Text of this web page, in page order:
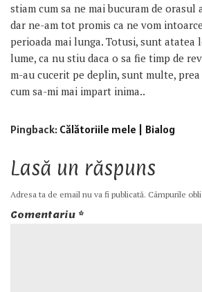
stiam cum sa ne mai bucuram de orasul
dar ne-am tot promis ca ne vom
perioada mai lunga. Totusi, sunt
lume, ca nu stiu daca o sa fie timp de
m-au cucerit pe deplin, sunt multe,
cum sa-mi mai impart inima..
Pingback: Călătoriile mele | Bialog
Lasă un răspuns
Adresa ta de email nu va fi publicată. Câmpurile
Comentariu *